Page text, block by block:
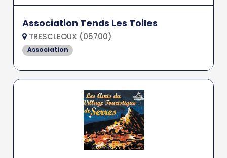
Association Tends Les Toiles
TRESCLEOUX (05700)
Association